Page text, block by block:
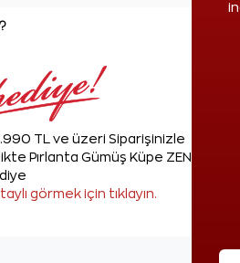
TL ve üzeri Siparişinizle
Pırlanta Gümüş Küpe ZEN'den
görmek için tıklayın.